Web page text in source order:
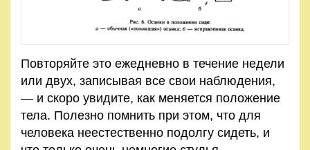
Повторяйте это ежедневно в течение недели
или двух, записывая все свои наблюдения,
— и скоро увидите, как меняется положение
тела. Полезно помнить при этом, что для
человека неестественно подолгу сидеть, и